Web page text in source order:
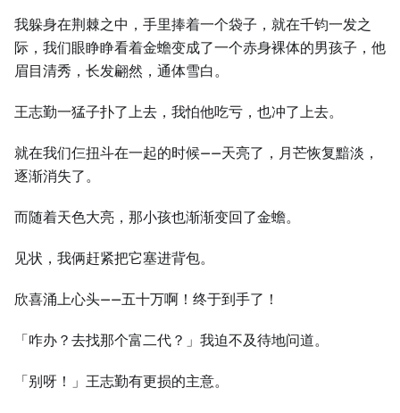
我躲身在荆棘之中，手里捧着一个袋子，就在千钧一发之
际，我们眼睁睁看着金蟾变成了一个赤身裸体的男孩子，他
眉目清秀，长发翩然，通体雪白。
王志勤一猛子扑了上去，我怕他吃亏，也冲了上去。
就在我们仨扭斗在一起的时候——天亮了，月芒恢复黯淡，
逐渐消失了。
而随着天色大亮，那小孩也渐渐变回了金蟾。
见状，我俩赶紧把它塞进背包。
欣喜涌上心头——五十万啊！终于到手了！
「咋办？去找那个富二代？」我迫不及待地问道。
「别呀！」王志勤有更损的主意。